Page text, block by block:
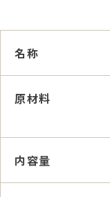
名称
原材料
内容量